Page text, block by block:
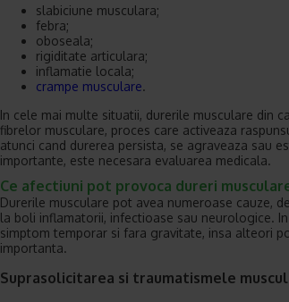
slabiciune musculara;
febra;
oboseala;
rigiditate articulara;
inflamatie locala;
crampe musculare.
In cele mai multe situatii, durerile musculare din
fibrelor musculare, proces care activeaza
atunci cand durerea persista, se agraveaza sau
importante, este necesara evaluarea medicala.
Ce afectiuni pot provoca dureri
Durerile musculare pot avea numeroase cauze,
la boli inflamatorii, infectioase sau neurologice.
simptom temporar si fara gravitate, insa alteori
importanta.
Suprasolicitarea si traumatismele